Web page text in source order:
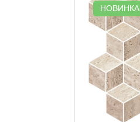
НОВИНКА